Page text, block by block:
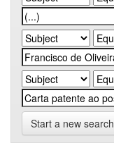
Start a new search